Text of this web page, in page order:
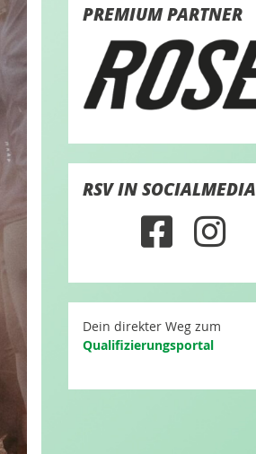
PREMIUM PARTNER
RSV IN SOCIALMEDIA
Dein direkter Weg zum
Qualifizierungsportal